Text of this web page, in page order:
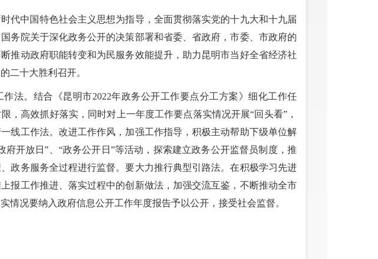
代中国特色社会主义思想为指导，全面贯彻落实党的十九大和十九届
务院关于深化政务公开的决策部署和省委、省政府，市委、市政府的
推动政府职能转变和为民服务效能提升，助力昆明市当好全省经济社
二十大胜利召开。
法。结合《昆明市2022年政务公开工作要点分工方案》细化工作任
，高效抓好落实，同时对上一年度工作要点落实情况开展“回头看”，
线工作法。改进工作作风，加强工作指导，积极主动帮助下级单位解
府开放日”、“政务公开日”等活动，探索建立政务公开监督员制度，推
政务服务全过程进行监督。要大力推行典型引路法。在积极学习先进
报工作推进、落实过程中的创新做法，加强交流互鉴，不断推动全市
情况要纳入政府信息公开工作年度报告予以公开，接受社会监督。